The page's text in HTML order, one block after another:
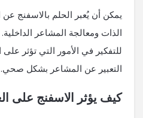
يمكن أن يُعبر الحلم بالاسفنج
الذات ومعالجة المشاعر
للتفكير في الأمور التي تؤثر
التعبير عن المشاعر بشكل صحي.
كيف يؤثر الاسفنج على